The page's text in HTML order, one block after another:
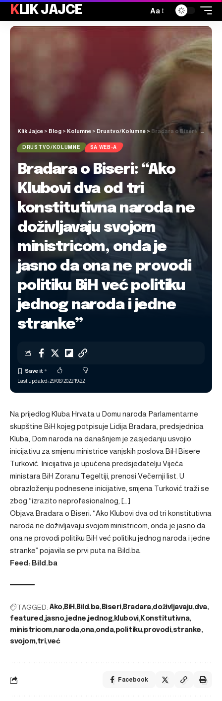
KLIK JAJCE Aa
Klik Jajce > Blog > Kolumne > Drustvo/Kolumne > Bradara o Biseri: “Ako Klubovi dva od tri konstitutivna naroda ne doživljavaju svojom ministricom, onda je jasno da ona ne provodi politiku BiH već politiku jednog naroda i jedne stranke”
DRUSTVO/KOLUMNE SA WEB-A
Bradara o Biseri: “Ako
Klubovi dva od tri
konstitutivna naroda ne
doživljavaju svojom
ministricom, onda je
jasno da ona ne provodi
politiku BiH već politiku
jednog naroda i jedne
stranke”
Last updated: 29/08/2022 19:22
Na prijedlog Kluba Hrvata u Domu naroda Parlamentarne
skupštine BiH kojeg potpisuje Lidija Bradara, predsjednica
Kluba, Dom naroda na današnjem je zasjedanju usvojio
inicijativu za smjenu ministrice vanjskih poslova BiH Bisere
Turković. Inicijativa je upućena predsjedatelju Vijeća
ministara BiH Zoranu Tegeltiji, prenosi Večernji list. U
obrazloženju podnesene inicijative, smjena Turković traži se
zbog “izrazito neprofesionalnog, […]
Objava Bradara o Biseri: “Ako Klubovi dva od tri konstitutivna
naroda ne doživljavaju svojom ministricom, onda je jasno da
ona ne provodi politiku BiH već politiku jednog naroda i jedne
stranke”pojavila se prvi puta na Bild.ba
Feed: Bild.ba
TAGGED: Ako BiH Bild.ba Biseri Bradara doživljavaju dva
featured jasno jedne jednog klubovi Konstitutivna
ministricom naroda ona onda politiku provodi stranke
svojom tri već
Facebook